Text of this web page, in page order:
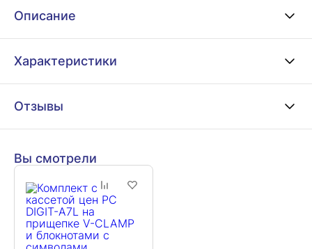
Описание
Характеристики
Отзывы
Вы смотрели